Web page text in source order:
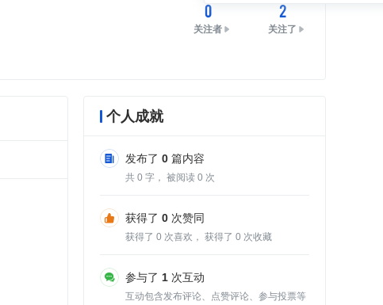
0
关注者
2
关注了
个人成就
发布了 0 篇内容
共 0 字， 被阅读 0 次
获得了 0 次赞同
获得了 0 次喜欢， 获得了 0 次收藏
参与了 1 次互动
互动包含发布评论、点赞评论、参与投票等